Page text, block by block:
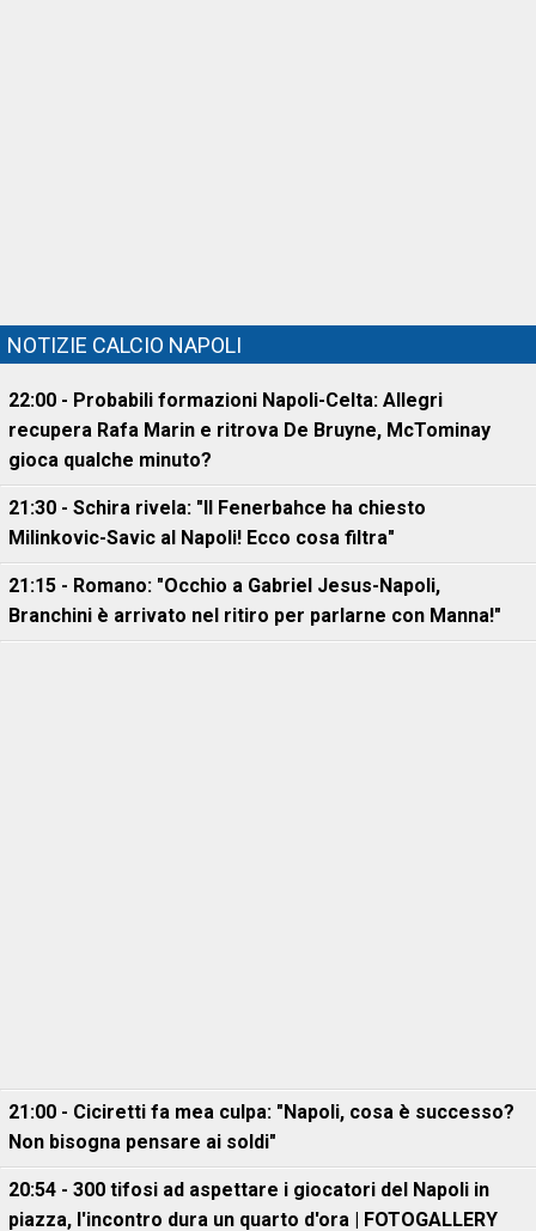
NOTIZIE CALCIO NAPOLI
22:00 - Probabili formazioni Napoli-Celta: Allegri
recupera Rafa Marin e ritrova De Bruyne, McTominay
gioca qualche minuto?
21:30 - Schira rivela: "Il Fenerbahce ha chiesto
Milinkovic-Savic al Napoli! Ecco cosa filtra"
21:15 - Romano: "Occhio a Gabriel Jesus-Napoli,
Branchini è arrivato nel ritiro per parlarne con Manna!"
21:00 - Ciciretti fa mea culpa: "Napoli, cosa è successo?
Non bisogna pensare ai soldi"
20:54 - 300 tifosi ad aspettare i giocatori del Napoli in
piazza, l'incontro dura un quarto d'ora | FOTOGALLERY